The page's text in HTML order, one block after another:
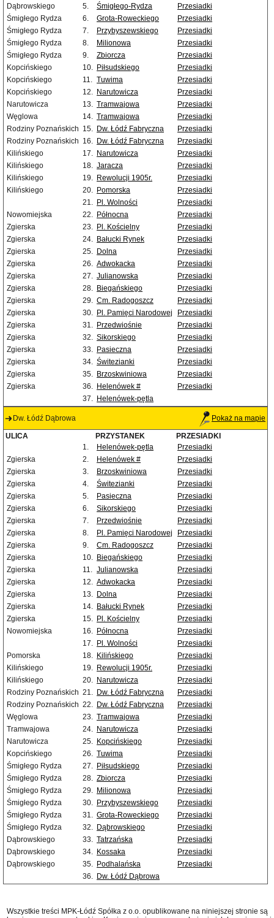
Dąbrowskiego
5. Śmigłego-Rydza
Przesiadki
Śmigłego Rydza
6. Grota-Roweckiego
Przesiadki
Śmigłego Rydza
7. Przybyszewskiego
Przesiadki
Śmigłego Rydza
8. Milionowa
Przesiadki
Śmigłego Rydza
9. Zbiorcza
Przesiadki
Kopcińskiego
10. Piłsudskiego
Przesiadki
Kopcińskiego
11. Tuwima
Przesiadki
Kopcińskiego
12. Narutowicza
Przesiadki
Narutowicza
13. Tramwajowa
Przesiadki
Węglowa
14. Tramwajowa
Przesiadki
Rodziny Poznańskich 15. Dw. Łódź Fabryczna
Przesiadki
Rodziny Poznańskich 16. Dw. Łódź Fabryczna
Przesiadki
Kilińskiego
17. Narutowicza
Przesiadki
Kilińskiego
18. Jaracza
Przesiadki
Kilińskiego
19. Rewolucji 1905r.
Przesiadki
Kilińskiego
20. Pomorska
Przesiadki
21. Pl. Wolności
Przesiadki
Nowomiejska
22. Północna
Przesiadki
Zgierska
23. Pl. Kościelny
Przesiadki
Zgierska
24. Bałucki Rynek
Przesiadki
Zgierska
25. Dolna
Przesiadki
Zgierska
26. Adwokacka
Przesiadki
Zgierska
27. Julianowska
Przesiadki
Zgierska
28. Biegańskiego
Przesiadki
Zgierska
29. Cm. Radogoszcz
Przesiadki
Zgierska
30. Pl. Pamięci Narodowej
Przesiadki
Zgierska
31. Przedwiośnie
Przesiadki
Zgierska
32. Sikorskiego
Przesiadki
Zgierska
33. Pasieczna
Przesiadki
Zgierska
34. Świtezianki
Przesiadki
Zgierska
35. Brzoskwiniowa
Przesiadki
Zgierska
36. Helenówek #
Przesiadki
37. Helenówek-pętla
Dw. Łódź Dąbrowa Pokaż na mapie
ULICA PRZYSTANEK
PRZESIADKI
1.
Helenówek-pętla
Przesiadki
Zgierska
2. Helenówek #
Przesiadki
Zgierska
3. Brzoskwiniowa
Przesiadki
Zgierska
4. Świtezianki
Przesiadki
Zgierska
5. Pasieczna
Przesiadki
Zgierska
6. Sikorskiego
Przesiadki
Zgierska
7. Przedwiośnie
Przesiadki
Zgierska
8. Pl. Pamięci Narodowej
Przesiadki
Zgierska
9. Cm. Radogoszcz
Przesiadki
Zgierska
10. Biegańskiego
Przesiadki
Zgierska
11. Julianowska
Przesiadki
Zgierska
12. Adwokacka
Przesiadki
Zgierska
13. Dolna
Przesiadki
Zgierska
14. Bałucki Rynek
Przesiadki
Zgierska
15. Pl. Kościelny
Przesiadki
Nowomiejska
16. Północna
Przesiadki
17. Pl. Wolności
Przesiadki
Pomorska
18. Kilińskiego
Przesiadki
Kilińskiego
19. Rewolucji 1905r.
Przesiadki
Kilińskiego
20. Narutowicza
Przesiadki
Rodziny Poznańskich 21. Dw. Łódź Fabryczna
Przesiadki
Rodziny Poznańskich 22. Dw. Łódź Fabryczna
Przesiadki
Węglowa
23. Tramwajowa
Przesiadki
Tramwajowa
24. Narutowicza
Przesiadki
Narutowicza
25. Kopcińskiego
Przesiadki
Kopcińskiego
26. Tuwima
Przesiadki
Śmigłego Rydza
27. Piłsudskiego
Przesiadki
Śmigłego Rydza
28. Zbiorcza
Przesiadki
Śmigłego Rydza
29. Milionowa
Przesiadki
Śmigłego Rydza
30. Przybyszewskiego
Przesiadki
Śmigłego Rydza
31. Grota-Roweckiego
Przesiadki
Śmigłego Rydza
32. Dąbrowskiego
Przesiadki
Dąbrowskiego
33. Tatrzańska
Przesiadki
Dąbrowskiego
34. Kossaka
Przesiadki
Dąbrowskiego
35. Podhalańska
Przesiadki
36. Dw. Łódź Dąbrowa
Wszystkie treści MPK-Łódź Spółka z o.o. opublikowane na niniejszej stronie są